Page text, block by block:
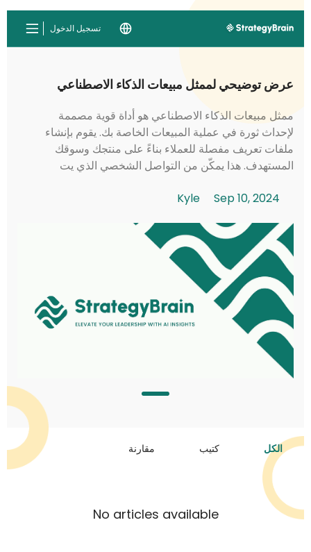
تسجيل الدخول
عرض توضيحي لممثل مبيعات الذكاء الاصطناعي
ممثل مبيعات الذكاء الاصطناعي هو أداة قوية مصممة
لإحداث ثورة في عملية المبيعات الخاصة بك. يقوم بإنشاء
ملفات تعريف مفصلة للعملاء بناءً على منتجك وسوقك
المستهدف. هذا يمكّن من التواصل الشخصي الذي يت
Kyle
Sep 10, 2024
الكل كتيب مقارنة
No articles available